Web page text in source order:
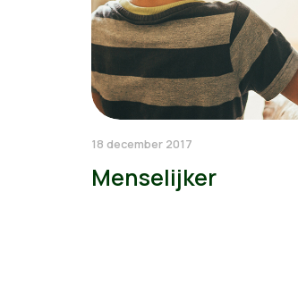
18 december 2017
Menselijker